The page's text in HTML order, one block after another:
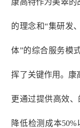
康高特作为美翠
的理念和“集研发
体”的综合服务模
挥了关键作用。康
更通过提供高效、
降低检测成本